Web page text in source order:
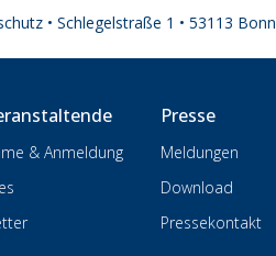
• Schlegelstraße 1 • 53113 Bonn
& Anmeldung
Presse
Meldungen
Download
Pressekontakt